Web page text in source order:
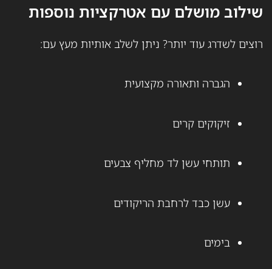
שילוב מושלם עם אטרקציות נוספות
רוצים לשדרג עוד יותר? ניתן לשלב אותיות מעץ עם:
הגברה ותאורה מקצועית
זיקוקים קרים
תותחי עשן לד מחליף צבעים
עשן כבד לרחבת הריקודים
בימים